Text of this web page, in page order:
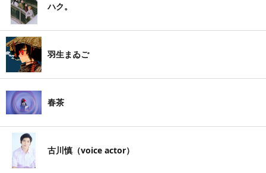
ハク。
羽生まゐご
春茶
古川慎（voice actor）